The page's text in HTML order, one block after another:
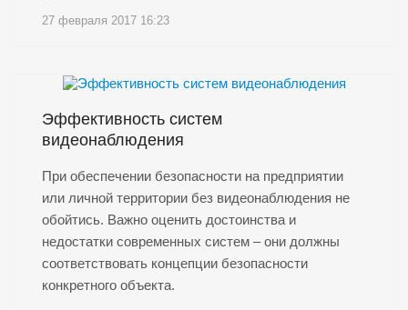
27 февраля 2017 16:23
Эффективность систем
видеонаблюдения
При обеспечении безопасности на предприятии
или личной территории без видеонаблюдения не
обойтись. Важно оценить достоинства и
недостатки современных систем – они должны
соответствовать концепции безопасности
конкретного объекта.